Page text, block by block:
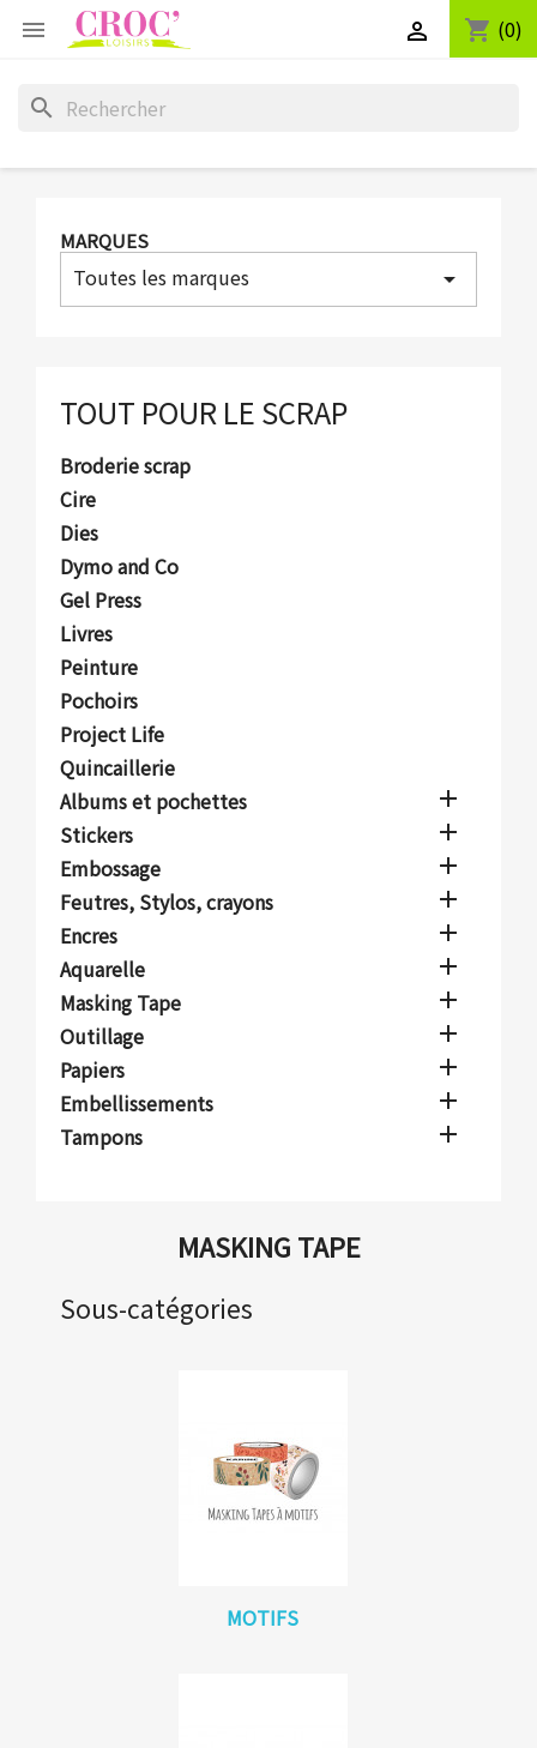
 shopping_cart (0)

search
MARQUES
Toutes les marques arrow_drop_down
TOUT POUR LE SCRAP
Broderie scrap
Cire
Dies
Dymo and Co
Gel Press
Livres
Peinture
Pochoirs
Project Life
Quincaillerie
Albums et pochettes

Stickers

Embossage

Feutres, Stylos, crayons

Encres

Aquarelle

Masking Tape

Outillage

Papiers

Embellissements

Tampons

MASKING TAPE
Sous-catégories
MOTIFS